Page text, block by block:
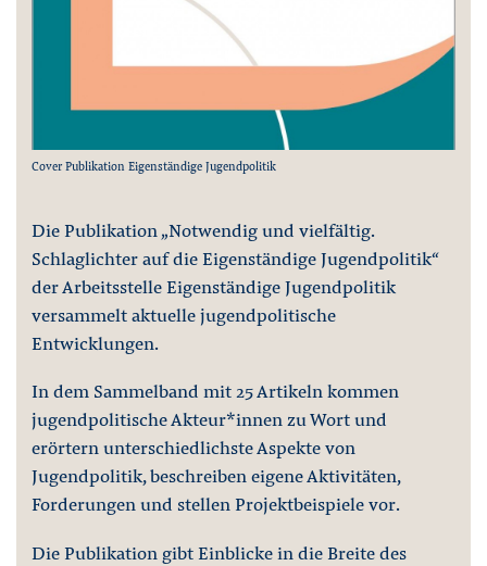
Cover Publikation Eigenständige Jugendpolitik
Die Publikation „Notwendig und vielfältig.
Schlaglichter auf die Eigenständige Jugendpolitik“
der Arbeitsstelle Eigenständige Jugendpolitik
versammelt aktuelle jugendpolitische
Entwicklungen.
In dem Sammelband mit 25 Artikeln kommen
jugendpolitische Akteur*innen zu Wort und
erörtern unterschiedlichste Aspekte von
Jugendpolitik, beschreiben eigene Aktivitäten,
Forderungen und stellen Projektbeispiele vor.
Die Publikation gibt Einblicke in die Breite des